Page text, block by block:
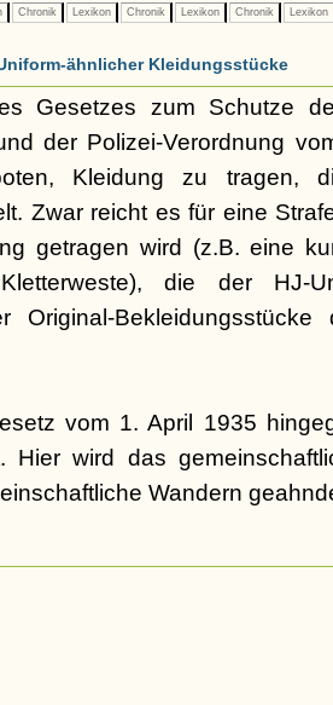
Chronik Lexikon Chronik Lexikon Chronik Lexikon
ähnlicher Kleidungsstücke
Gesetzes zum Schutze
der Polizei-Verordnung
Kleidung zu tragen,
Zwar reicht es für eine
getragen wird (z.B. eine
die der HJ-
Original-
vom 1. April 1935
Hier wird das
Wandern